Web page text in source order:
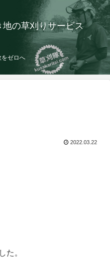
の草刈りサービス
をゼロへ
2022.03.22
た。